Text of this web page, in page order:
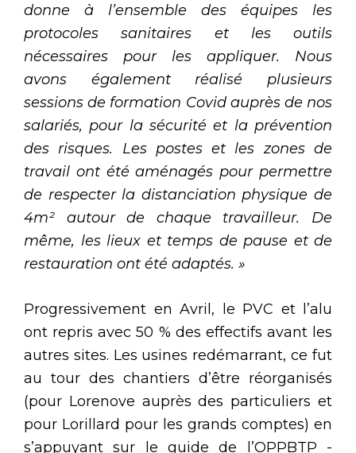
donne à l’ensemble des équipes les
protocoles sanitaires et les outils
nécessaires pour les appliquer. Nous
avons également réalisé plusieurs
sessions de formation Covid auprès de nos
salariés, pour la sécurité et la prévention
des risques.
Les postes et les zones de
travail ont été aménagés pour permettre
de respecter la distanciation physique de
4m² autour de chaque travailleur. De
même, les lieux et temps de pause et de
restauration ont été adaptés. »
Progressivement en Avril, le PVC et l’alu
ont repris avec 50 % des effectifs avant les
autres sites. Les usines redémarrant, ce fut
au tour des chantiers d’être réorganisés
(pour Lorenove auprès des particuliers et
pour Lorillard pour les grands comptes) en
s’appuyant sur le guide de l’OPPBTP -